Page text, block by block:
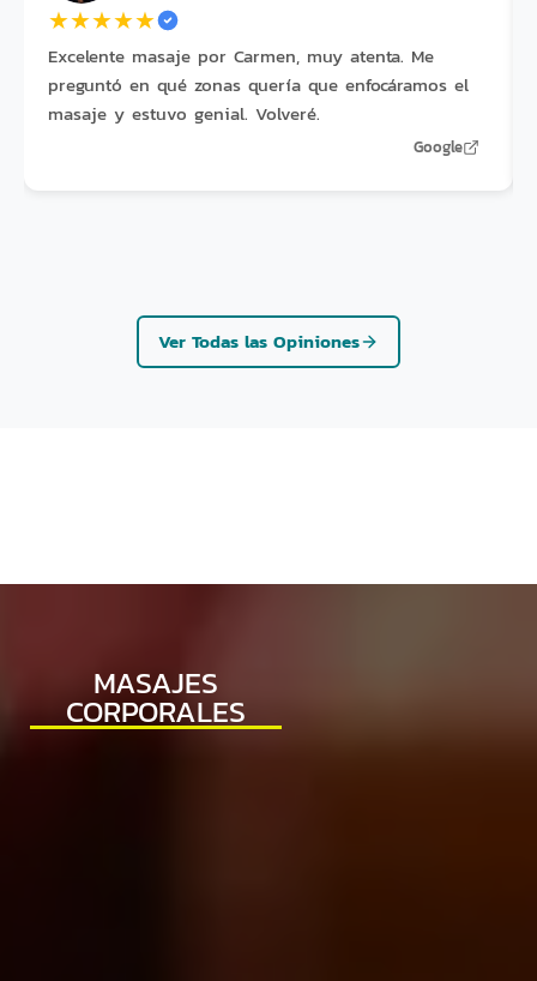
★★★★★
Excelente masaje por Carmen, muy atenta. Me
preguntó en qué zonas quería que enfocáramos el
masaje y estuvo genial. Volveré.
Google
Ver Todas las Opiniones
MASAJES
CORPORALES